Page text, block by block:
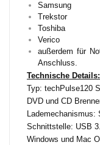
Samsung
Trekstor
Toshiba
Verico
außerdem für
Anschluss.
Technische Details:
Typ: techPulse120
DVD und CD
Lademechanismus:
Schnittstelle: USB
Windows und Mac